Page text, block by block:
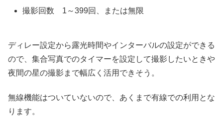
撮影回数 1～399回、または無限
ディレー設定から露光時間やインターバルの設定ができる
ので、集合写真でのタイマーを設定して撮影したいときや
夜間の星の撮影まで幅広く活用できそう。
無線機能はついていないので、あくまで有線での利用とな
ります。